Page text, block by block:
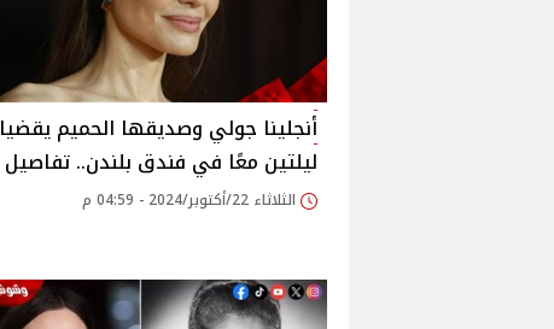
أنجلينا جولي وصديقها الحميم
ليلتين معًا في فندق بلندن.. تفاصيل
الثلاثاء 22/أكتوبر/2024 - 04:59 م